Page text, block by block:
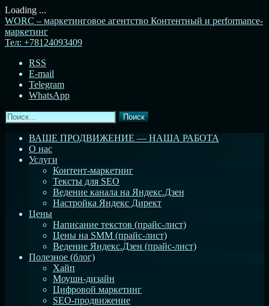
Loading ...
Перейти
к
содержимому
WORC – маркетинговое агентство Контентный и performance-
маркетинг
Тел: +78124093409
RSS
E-mail
Telegram
WhatsApp
Найти:
ВАШЕ ПРОДВИЖЕНИЕ — НАША РАБОТА
О нас
Услуги
Контент-маркетинг
Тексты для SEO
Ведение канала на Яндекс.Дзен
Настройка Яндекс Директ
Цены
Написание текстов (прайс-лист)
Цены на SMM (прайс-лист)
Ведение Яндекс.Дзен (прайс-лист)
Полезное (блог)
Хайп
Моушн-дизайн
Цифровой маркетинг
SEO-продвижение